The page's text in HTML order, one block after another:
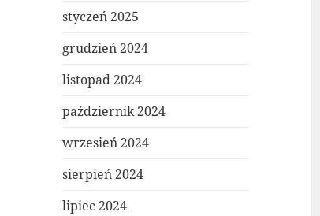
styczeń 2025
grudzień 2024
listopad 2024
październik 2024
wrzesień 2024
sierpień 2024
lipiec 2024